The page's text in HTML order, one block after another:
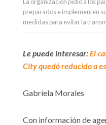
preparados e implementen
medidas para evitar la
Le puede interesar:El
City quedó reducido a
Gabriela Morales
Con información de